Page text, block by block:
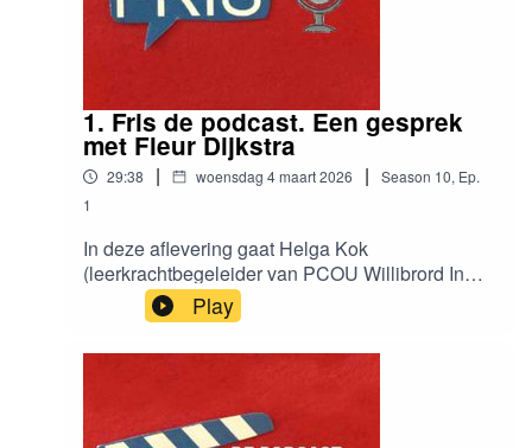
1. Fris de podcast. Een gesprek
met Fleur Dijkstra
29:38 | woensdag 4 maart 2026 | Season 10, Ep.
1
In deze aflevering gaat Helga Kok
(leerkrachtbegeleider van PCOU Willibrord In
Utrecht) in gesprek met Fleur Dijkstra, leerkracht
op STIP-VSO in Utrecht
Play